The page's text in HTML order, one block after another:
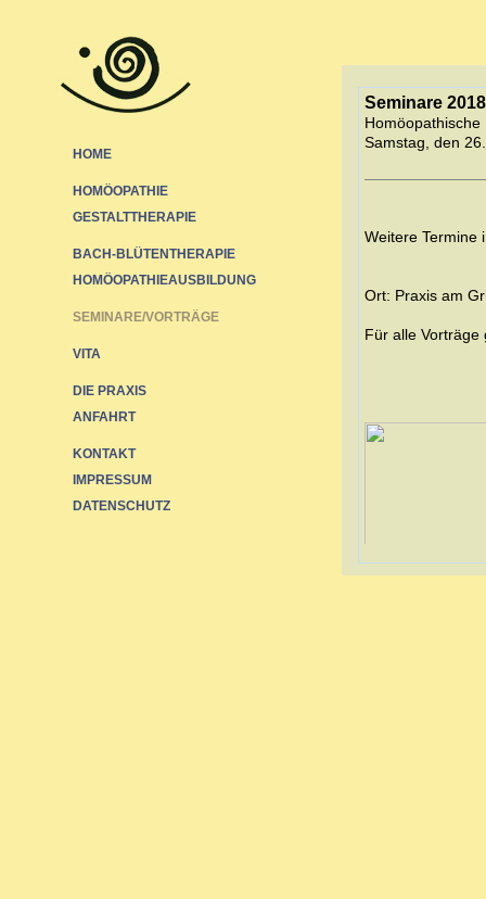
HOME
HOMÖOPATHIE
GESTALTTHERAPIE
BACH-BLÜTENTHERAPIE
HOMÖOPATHIEAUSBILDUNG
SEMINARE/VORTRÄGE
VITA
DIE PRAXIS
ANFAHRT
KONTAKT
IMPRESSUM
DATENSCHUTZ
Seminare
Samstag, den
Weitere Termine
Ort: Praxis am
Für alle Vorträge